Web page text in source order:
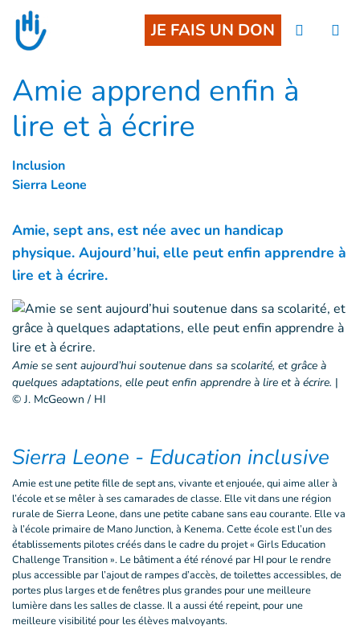
Goto main content
JE FAIS UN DON
Amie apprend enfin à
lire et à écrire
Inclusion
Sierra Leone
Amie, sept ans, est née avec un handicap
physique. Aujourd’hui, elle peut enfin apprendre à
lire et à écrire.
Amie se sent aujourd’hui soutenue dans sa scolarité, et grâce à
quelques adaptations, elle peut enfin apprendre à lire et à écrire. |
© J. McGeown / HI
Sierra Leone - Education inclusive
Amie est une petite fille de sept ans, vivante et enjouée, qui aime aller à
l’école et se mêler à ses camarades de classe. Elle vit dans une région
rurale de Sierra Leone, dans une petite cabane sans eau courante. Elle va
à l’école primaire de Mano Junction, à Kenema. Cette école est l’un des
établissements pilotes créés dans le cadre du projet « Girls Education
Challenge Transition ». Le bâtiment a été rénové par HI pour le rendre
plus accessible par l’ajout de rampes d’accès, de toilettes accessibles, de
portes plus larges et de fenêtres plus grandes pour une meilleure
lumière dans les salles de classe. Il a aussi été repeint, pour une
meilleure visibilité pour les élèves malvoyants.